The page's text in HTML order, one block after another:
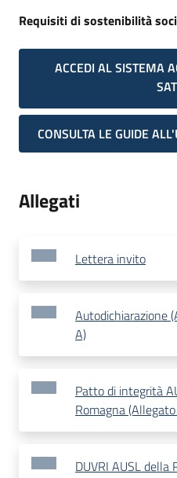
Requisiti di sostenibilità
ACCEDI AL SISTEMA
CONSULTA LE GUIDE
Allegati
Lettera invito
Autodichiarazione
A)
Patto di integrità
Romagna
DUVRI AUSL della